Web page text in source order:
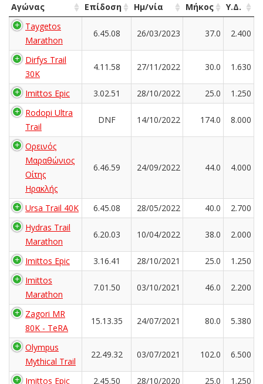
Αγώνας Επίδοση Ημ/νία Μήκος
Υ.Δ.
Taygetos
Marathon
6.45.08 26/03/2023 37.0 2.400
Dirfys Trail
30K
4.11.58 27/11/2022 30.0 1.630
Imittos Epic 3.02.51 28/10/2022 25.0
1.250
Rodopi Ultra
Trail
DNF 14/10/2022 174.0 8.000
Ορεινός
Μαραθώνιος
Οίτης
Ηρακλής
6.46.59 24/09/2022 44.0 4.000
Ursa Trail 40K 6.45.08 28/05/2022 40.0
2.700
Hydras Trail
Marathon
6.20.03 10/04/2022 38.0 2.000
Imittos Epic 3.16.41 28/10/2021 25.0
1.250
Imittos
Marathon
7.01.50 03/10/2021 46.0 2.200
Zagori MR
80K - TeRA
15.13.35 24/07/2021 80.0 5.380
Olympus
Mythical Trail
22.49.32 03/07/2021 102.0 6.500
Imittos Epic 2.45.50 28/10/2020 25.0
1.250